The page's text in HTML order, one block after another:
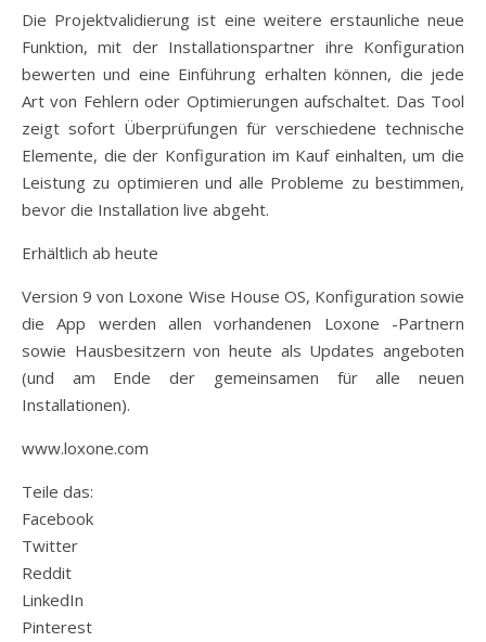
Die Projektvalidierung ist eine weitere erstaunliche neue
Funktion, mit der Installationspartner ihre Konfiguration
bewerten und eine Einführung erhalten können, die jede
Art von Fehlern oder Optimierungen aufschaltet. Das Tool
zeigt sofort Überprüfungen für verschiedene technische
Elemente, die der Konfiguration im Kauf einhalten, um die
Leistung zu optimieren und alle Probleme zu bestimmen,
bevor die Installation live abgeht.
Erhältlich ab heute
Version 9 von Loxone Wise House OS, Konfiguration sowie
die App werden allen vorhandenen Loxone -Partnern
sowie Hausbesitzern von heute als Updates angeboten
(und am Ende der gemeinsamen für alle neuen
Installationen).
www.loxone.com
Teile das:
Facebook
Twitter
Reddit
LinkedIn
Pinterest